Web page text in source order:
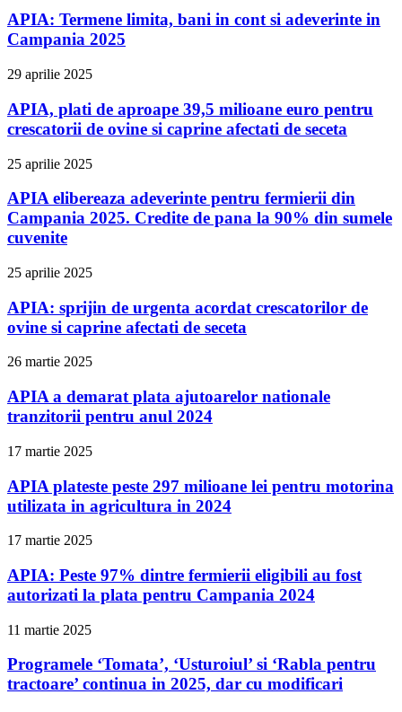
APIA: Termene limita, bani in cont si adeverinte in
Campania 2025
29 aprilie 2025
APIA, plati de aproape 39,5 milioane euro pentru
crescatorii de ovine si caprine afectati de seceta
25 aprilie 2025
APIA elibereaza adeverinte pentru fermierii din
Campania 2025. Credite de pana la 90% din sumele
cuvenite
25 aprilie 2025
APIA: sprijin de urgenta acordat crescatorilor de
ovine si caprine afectati de seceta
26 martie 2025
APIA a demarat plata ajutoarelor nationale
tranzitorii pentru anul 2024
17 martie 2025
APIA plateste peste 297 milioane lei pentru motorina
utilizata in agricultura in 2024
17 martie 2025
APIA: Peste 97% dintre fermierii eligibili au fost
autorizati la plata pentru Campania 2024
11 martie 2025
Programele ‘Tomata’, ‘Usturoiul’ si ‘Rabla pentru
tractoare’ continua in 2025, dar cu modificari